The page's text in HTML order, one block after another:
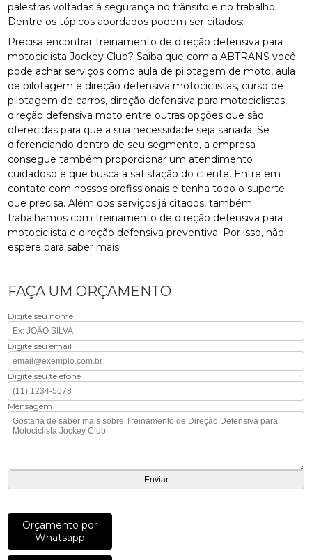
palestras voltadas à segurança no trânsito e no trabalho.
Dentre os tópicos abordados podem ser citados:
Precisa encontrar treinamento de direção defensiva para
motociclista Jockey Club? Saiba que com a ABTRANS você
pode achar serviços como aula de pilotagem de moto, aula
de pilotagem e direção defensiva motociclistas, curso de
pilotagem de carros, direção defensiva para motociclistas,
direção defensiva moto entre outras opções que são
oferecidas para que a sua necessidade seja sanada. Se
diferenciando dentro de seu segmento, a empresa
consegue também proporcionar um atendimento
cuidadoso e que busca a satisfação do cliente. Entre em
contato com nossos profissionais e tenha todo o suporte
que precisa. Além dos serviços já citados, também
trabalhamos com treinamento de direção defensiva para
motociclista e direção defensiva preventiva. Por isso, não
espere para saber mais!
FAÇA UM ORÇAMENTO
Digite seu nome
Digite seu email
Digite seu telefone
Mensagem
Orçamento por
Whatsapp